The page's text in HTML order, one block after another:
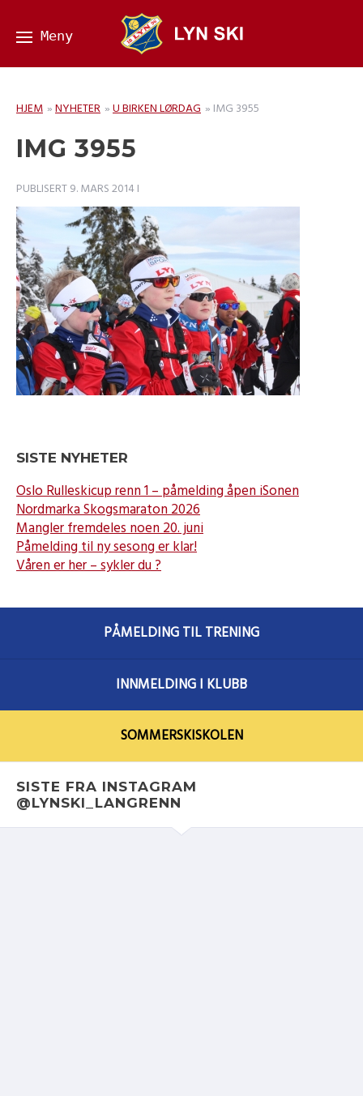
HJEM »NYHETER »U BIRKEN LØRDAG » IMG 3955
IMG 3955
PUBLISERT9. MARS 2014I
SISTE NYHETER
Oslo Rulleskicup renn 1 – påmelding åpen iSonen
Nordmarka Skogsmaraton 2026
Mangler fremdeles noen 20. juni
Påmelding til ny sesong er klar!
Våren er her – sykler du ?
PÅMELDING TIL TRENING
INNMELDING I KLUBB
SOMMERSKISKOLEN
SISTE FRA INSTAGRAM
@LYNSKI_LANGRENN